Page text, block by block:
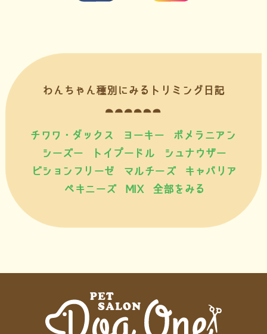
わんちゃん種別にみるトリミング日記
チワワ・ダックス ヨーキー
ポメラニアン
シーズー
トイプードル
シュナウザー
ビションフリーゼ
マルチーズ
キャバリア
ペキニーズ
MIX 全部をみる